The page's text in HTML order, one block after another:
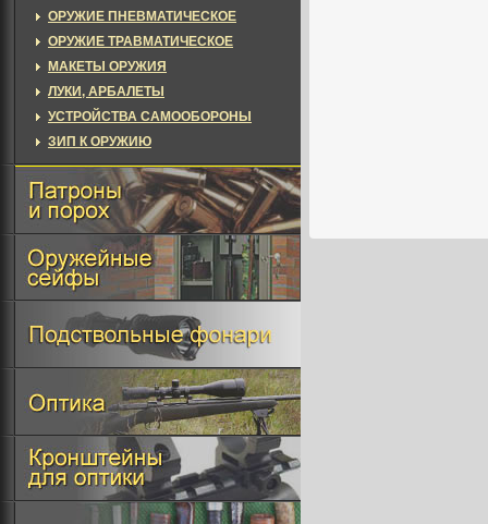
ОРУЖИЕ ПНЕВМАТИЧЕСКОЕ
ОРУЖИЕ ТРАВМАТИЧЕСКОЕ
МАКЕТЫ ОРУЖИЯ
ЛУКИ, АРБАЛЕТЫ
УСТРОЙСТВА САМООБОРОНЫ
ЗИП К ОРУЖИЮ